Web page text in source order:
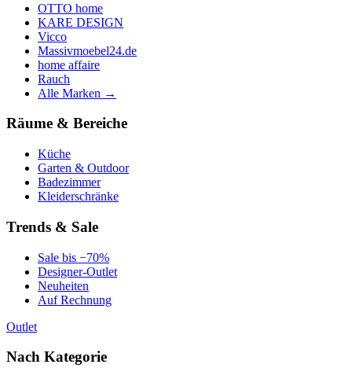
OTTO home
KARE DESIGN
Vicco
Massivmoebel24.de
home affaire
Rauch
Alle Marken →
Räume & Bereiche
Küche
Garten & Outdoor
Badezimmer
Kleiderschränke
Trends & Sale
Sale bis −70%
Designer-Outlet
Neuheiten
Auf Rechnung
Outlet
Nach Kategorie